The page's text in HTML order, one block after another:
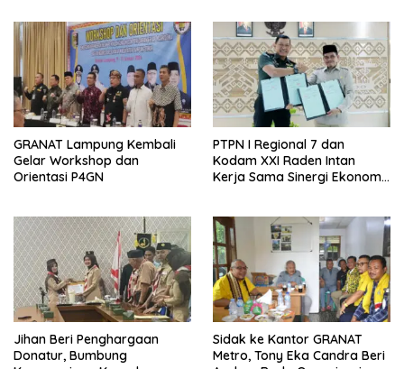
GRANAT Lampung Kembali
Gelar Workshop dan
Orientasi P4GN
PTPN I Regional 7 dan
Kodam XXI Raden Intan
Kerja Sama Sinergi Ekonomi
Jihan Beri Penghargaan
Donatur, Bumbung
‎Sidak ke Kantor GRANAT
Metro, Tony Eka Candra Beri